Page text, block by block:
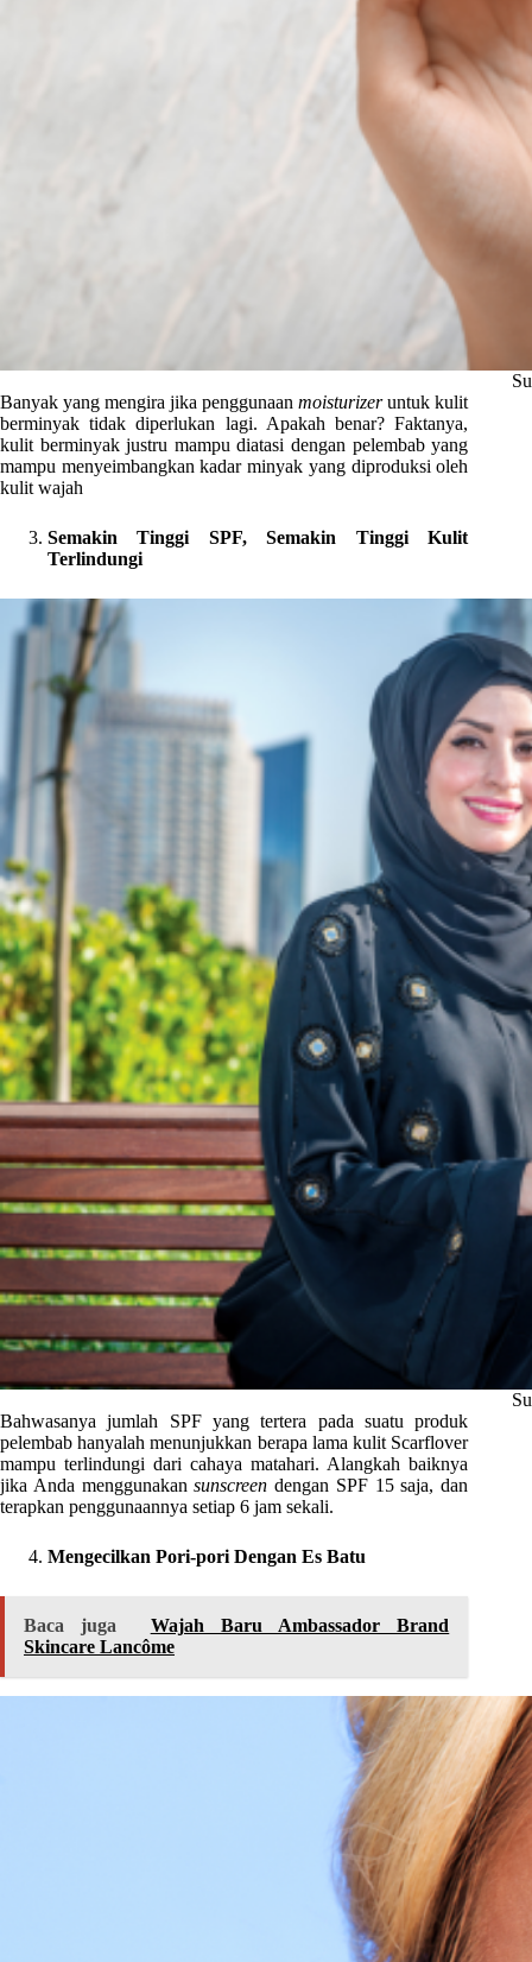
Banyak yang mengira jika penggunaanmoisturizeruntuk kulit
berminyak tidak diperlukan lagi. Apakah benar? Faktanya,
kulit berminyak justru mampu diatasi dengan pelembab yang
mampu menyeimbangkan kadar minyak yang diproduksi oleh
kulit wajah
Semakin Tinggi SPF, Semakin Tinggi Kulit
Terlindungi
Bahwasanya jumlah SPF yang tertera pada suatu produk
pelembab hanyalah menunjukkan berapa lama kulit Scarflover
mampu terlindungi dari cahaya matahari. Alangkah baiknya
jika Anda menggunakansunscreendengan SPF 15 saja, dan
terapkan penggunaannya setiap 6 jam sekali.
Mengecilkan Pori-pori Dengan Es Batu
Baca juga
Wajah Baru Ambassador Brand
Skincare Lancôme